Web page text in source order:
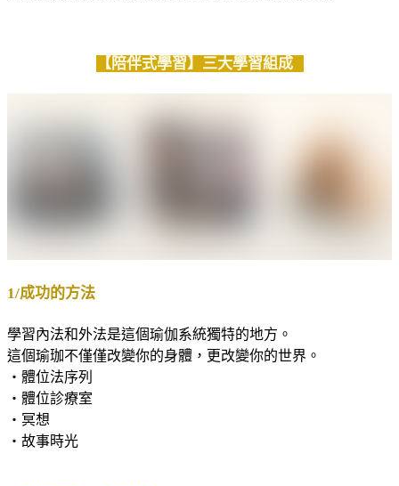
【陪伴式學習】三大學習組成
1/成功的方法
學習內法和外法是這個瑜伽系統獨特的地方。
這個瑜珈不僅僅改變你的身體，更改變你的世界。
・體位法序列
・體位診療室
・冥想
・故事時光